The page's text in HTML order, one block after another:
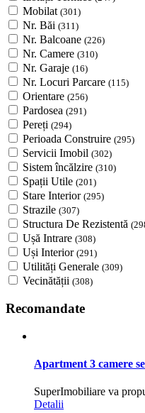
Mobilat (301)
Nr. Băi (311)
Nr. Balcoane (226)
Nr. Camere (310)
Nr. Garaje (16)
Nr. Locuri Parcare (115)
Orientare (256)
Pardosea (291)
Pereți (294)
Perioada Construire (295)
Servicii Imobil (302)
Sistem încălzire (310)
Spații Utile (201)
Stare Interior (295)
Strazile (307)
Structura De Rezistentă
Ușă Intrare (308)
Uși Interior (291)
Utilități Generale (309)
Vecinătății (308)
Recomandate
Apartment 3 camere
SuperImobiliare va
Detalii